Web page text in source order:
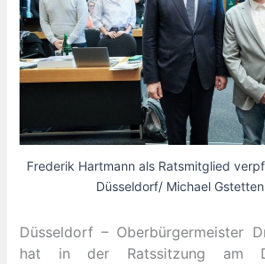
Frederik Hartmann als Ratsmitglied
Düsseldorf/ Michael
Düsseldorf – Oberbürgermeister
hat in der Ratssitzung am